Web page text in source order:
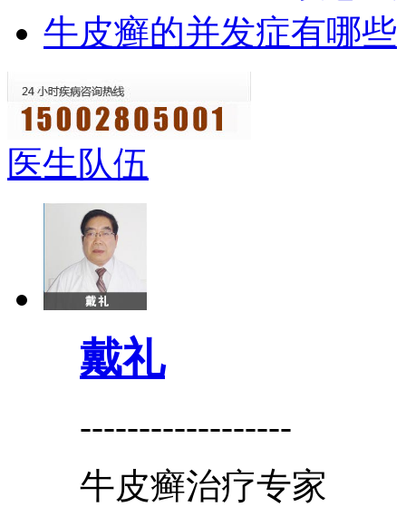
牛皮癣的并发症有哪些
医生队伍
戴礼
------------------
牛皮癣治疗专家